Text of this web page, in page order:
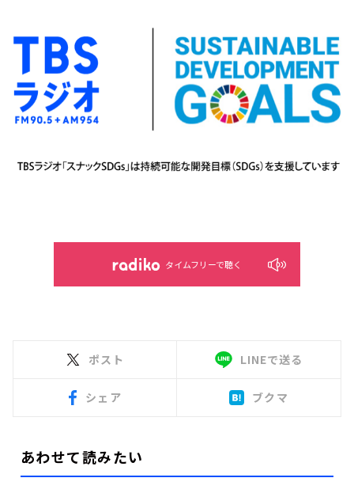
タイムフリーで聴く
ポスト LINEで送る
シェア ブクマ
あわせて読みたい